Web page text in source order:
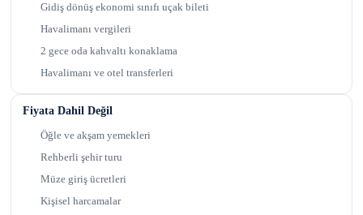
Gidiş dönüş ekonomi sınıfı uçak bileti
Havalimanı vergileri
2 gece oda kahvaltı konaklama
Havalimanı ve otel transferleri
Fiyata Dahil Değil
Öğle ve akşam yemekleri
Rehberli şehir turu
Müze giriş ücretleri
Kişisel harcamalar